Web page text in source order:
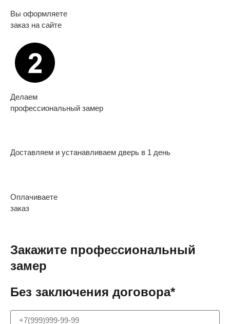
Вы оформляете
заказ на сайте
Делаем
профессиональный замер
Доставляем и устанавливаем дверь в 1 день
Оплачиваете
заказ
Закажите профессиональный
замер
Без заключения договора*